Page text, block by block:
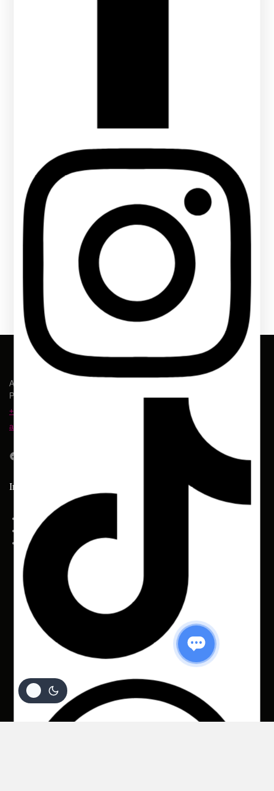
Av. João Pessoa, 7.111
Parangaba, Fortaleza – CE
+55 85 8868.9983
atendimento@sannylingerie.com.br
Informação
Sobre
Trocas e Devoluções
Pagamentos
© 2026 Sanny Confecções Femininas S.A. | CNPJ
07.291.784/0001-01 | Av. João Pessoa, 7.111 – Parangaba
| Fortaleza – CE ❤ By Rhino Mídias